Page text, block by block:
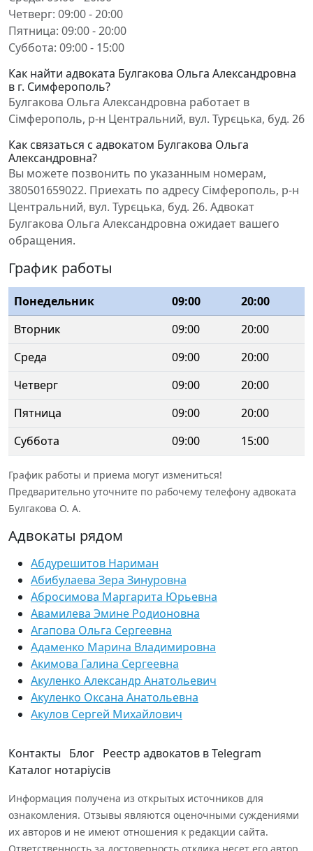
Четверг: 09:00 - 20:00
Пятница: 09:00 - 20:00
Суббота: 09:00 - 15:00
Как найти адвоката Булгакова Ольга Александровна
в г. Симферополь?
Булгакова Ольга Александровна работает в
Сімферополь, р-н Центральний, вул. Турєцька, буд. 26
Как связаться с адвокатом Булгакова Ольга
Александровна?
Вы можете позвонить по указанным номерам,
380501659022. Приехать по адресу Сімферополь, р-н
Центральний, вул. Турєцька, буд. 26. Адвокат
Булгакова Ольга Александровна ожидает вашего
обращения.
График работы
Понедельник 09:00
20:00
Вторник
09:00
20:00
Среда
09:00
20:00
Четверг
09:00
20:00
Пятница
09:00
20:00
Суббота
09:00 15:00
График работы и приема могут измениться!
Предварительно уточните по рабочему телефону адвоката
Булгакова О. А.
Адвокаты рядом
Абдурешитов Нариман
Абибулаева Зера Зинуровна
Абросимова Маргарита Юрьевна
Авамилева Эмине Родионовна
Агапова Ольга Сергеевна
Адаменко Марина Владимировна
Акимова Галина Сергеевна
Акуленко Александр Анатольевич
Акуленко Оксана Анатольевна
Акулов Сергей Михайлович
Контакты Блог Реестр адвокатов в Telegram
Каталог нотаріусів
Информация получена из открытых источников для
ознакомления. Отзывы являются оценочными суждениями
их авторов и не имеют отношения к редакции сайта.